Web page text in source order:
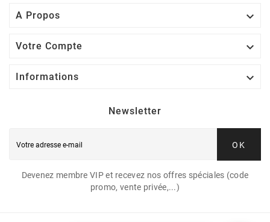
A Propos 
Votre Compte 
Informations 
Newsletter
OK
Devenez membre VIP et recevez nos offres spéciales (code
promo, vente privée,...)